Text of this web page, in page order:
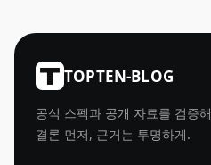
TOPTEN-BLOG
공식 스펙과 공개 자료를 검증
결론 먼저, 근거는 투명하게.